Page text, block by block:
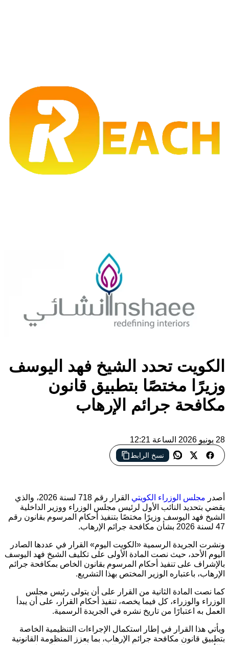
الكويت تحدد الشيخ فهد اليوسف
وزيرًا مختصًا بتطبيق قانون
مكافحة جرائم الإرهاب
28 يونيو 2026 الساعة 12:21
نسخ الرابط
مجلس الوزراء يحدد الشيخ فهد اليوسف وزيرًا مختصًا بتنفيذ قانون
أصدر مجلس الوزراء الكويتي
القرار رقم 718 لسنة 2026، والذي
يقضي بتحديد النائب الأول لرئيس مجلس الوزراء ووزير الداخلية
الشيخ فهد اليوسف وزيرًا مختصًا بتنفيذ أحكام المرسوم بقانون رقم
47 لسنة 2026 بشأن مكافحة جرائم الإرهاب.
ونشرت الجريدة الرسمية «الكويت اليوم» القرار في عددها الصادر
اليوم الأحد، حيث نصت المادة الأولى على تكليف الشيخ فهد اليوسف
بالإشراف على تنفيذ أحكام المرسوم بقانون الخاص بمكافحة جرائم
الإرهاب، باعتباره الوزير المختص بهذا التشريع.
كما نصت المادة الثانية من القرار على أن يتولى رئيس مجلس
الوزراء والوزراء، كل فيما يخصه، تنفيذ أحكام القرار، على أن يبدأ
العمل به اعتبارًا من تاريخ نشره في الجريدة الرسمية.
ويأتي هذا القرار في إطار استكمال الإجراءات التنظيمية الخاصة
بتطبيق قانون مكافحة جرائم الإرهاب، بما يعزز المنظومة القانونية